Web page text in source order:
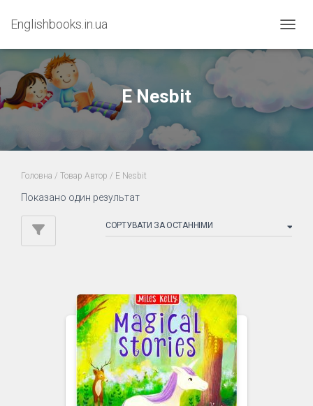
Englishbooks.in.ua
E Nesbit
Головна / Товар Автор / E Nesbit
Показано один результат